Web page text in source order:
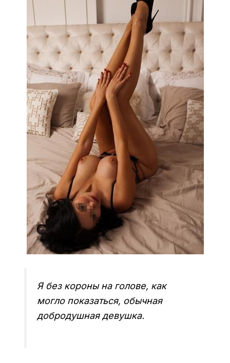
Я без короны на голове, как
могло показаться, обычная
добродушная девушка.